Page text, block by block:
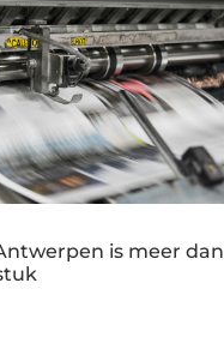
is meer dan